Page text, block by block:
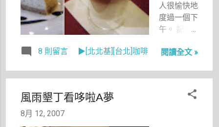
人很愉快地
度過一個下
午。 記憶
的柳橙口味
很好吃，咖
喝，而店裡
8 則留言 ▶[北北基][台北]咖啡 閱讀全文 »
風雨墾丁看哆啦A夢
8月 12, 2007